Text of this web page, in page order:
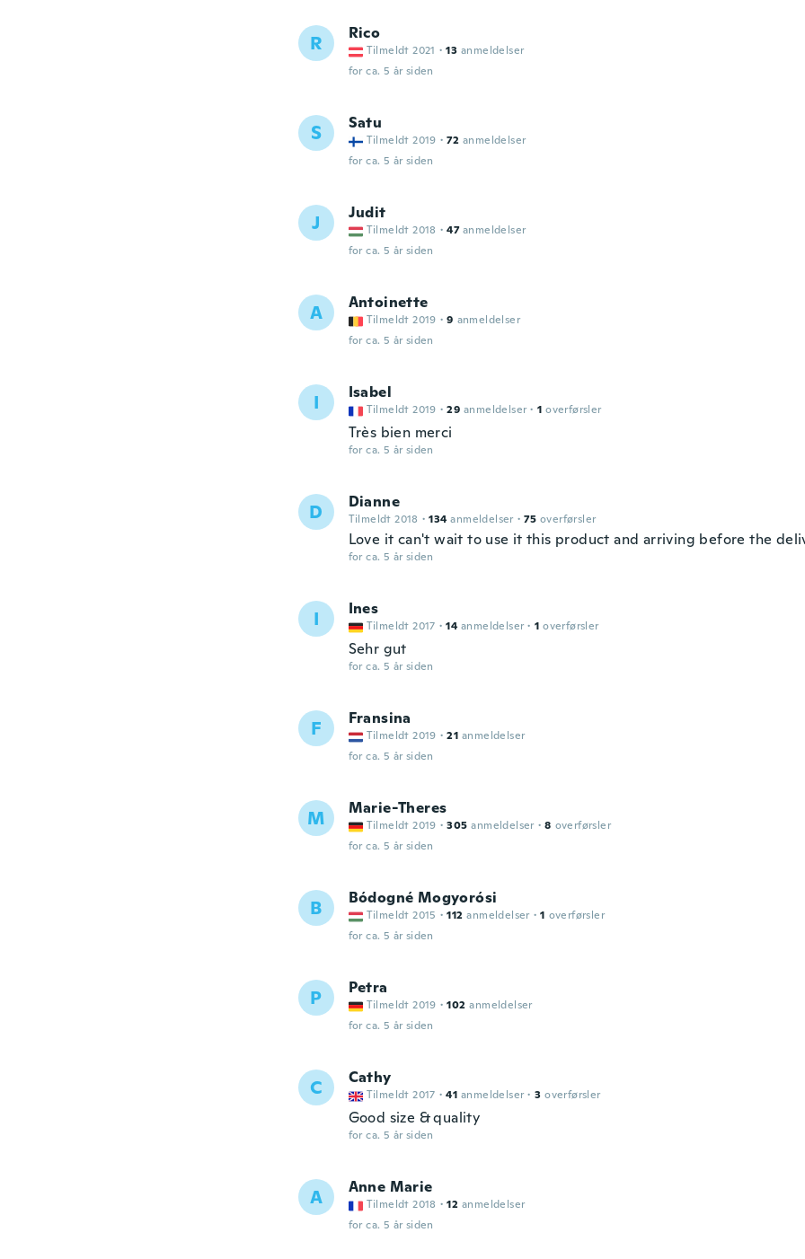
R Rico
Tilmeldt 2021 · 13 anmeldelser
for ca. 5 år siden
S Satu
Tilmeldt 2019 · 72 anmeldelser
for ca. 5 år siden
J Judit
Tilmeldt 2018 · 47 anmeldelser
for ca. 5 år siden
A Antoinette
Tilmeldt 2019 · 9 anmeldelser
for ca. 5 år siden
I Isabel
Tilmeldt 2019 · 29 anmeldelser · 1 overførsler
Très bien merci
for ca. 5 år siden
D Dianne
Tilmeldt 2018 · 134 anmeldelser · 75 overførsler
Love it can't wait to use it this product and arriving before the
for ca. 5 år siden
I Ines
Tilmeldt 2017 · 14 anmeldelser · 1 overførsler
Sehr gut
for ca. 5 år siden
F Fransina
Tilmeldt 2019 · 21 anmeldelser
for ca. 5 år siden
M Marie-Theres
Tilmeldt 2019 · 305 anmeldelser · 8 overførsler
for ca. 5 år siden
B Bódogné Mogyorósi
Tilmeldt 2015 · 112 anmeldelser · 1 overførsler
for ca. 5 år siden
P Petra
Tilmeldt 2019 · 102 anmeldelser
for ca. 5 år siden
C Cathy
Tilmeldt 2017 · 41 anmeldelser · 3 overførsler
Good size & quality
for ca. 5 år siden
A Anne Marie
Tilmeldt 2018 · 12 anmeldelser
for ca. 5 år siden